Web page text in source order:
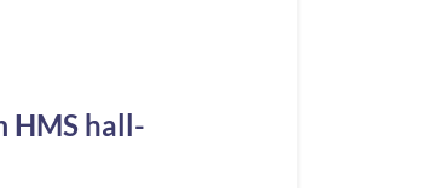
HMS hall-